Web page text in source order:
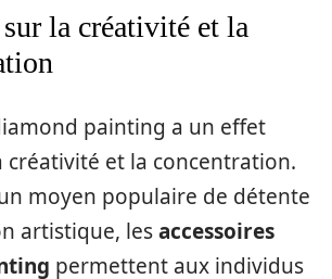
la créativité et la
painting a un effet
créativité et la concentration.
moyen populaire de détente
artistique, lesaccessoires
permettent aux individus